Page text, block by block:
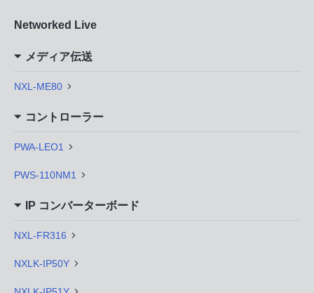
Networked Live
メディア伝送
NXL-ME80
コントローラー
PWA-LEO1
PWS-110NM1
IP コンバーターボード
NXL-FR316
NXLK-IP50Y